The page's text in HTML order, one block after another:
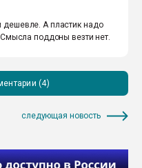
А пластик надо
поддоны везти нет.
(4)
следующая новость